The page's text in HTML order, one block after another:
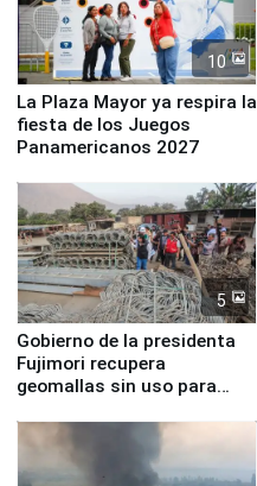
10
La Plaza Mayor ya respira la
fiesta de los Juegos
Panamericanos 2027
5
Gobierno de la presidenta
Fujimori recupera
geomallas sin uso para
Fenómeno El Niño